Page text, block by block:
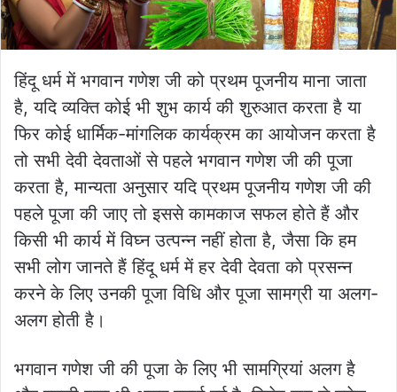
हिंदू धर्म में भगवान गणेश जी को प्रथम पूजनीय माना जाता
है, यदि व्यक्ति कोई भी शुभ कार्य की शुरुआत करता है या
फिर कोई धार्मिक-मांगलिक कार्यक्रम का आयोजन करता है
तो सभी देवी देवताओं से पहले भगवान गणेश जी की पूजा
करता है, मान्यता अनुसार यदि प्रथम पूजनीय गणेश जी की
पहले पूजा की जाए तो इससे कामकाज सफल होते हैं और
किसी भी कार्य में विघ्न उत्पन्न नहीं होता है, जैसा कि हम
सभी लोग जानते हैं हिंदू धर्म में हर देवी देवता को प्रसन्न
करने के लिए उनकी पूजा विधि और पूजा सामग्री या अलग-
अलग होती है।
भगवान गणेश जी की पूजा के लिए भी सामग्रियां अलग है